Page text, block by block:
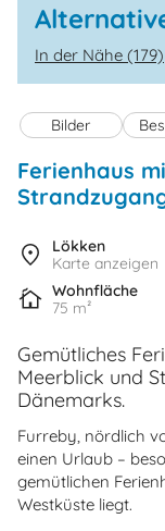
In der Nähe (179)
Bilder
Ferienhaus
Lökken
Karte anzeigen
Wohnfläche
75 m²
Gemütliches
Meerblick und
Dänemarks.
Furreby, nördlich
einen Urlaub –
gemütlichen
Westküste liegt.